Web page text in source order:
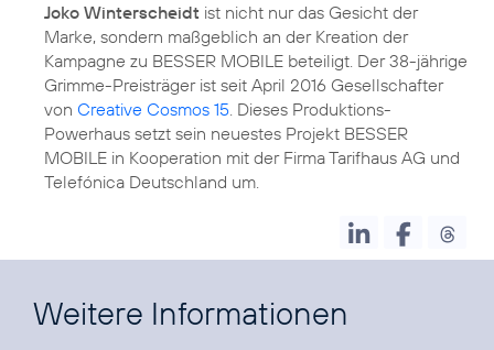
Joko Winterscheidt ist nicht nur das Gesicht der
Marke, sondern maßgeblich an der Kreation der
Kampagne zu BESSER MOBILE beteiligt. Der 38-jährige
Grimme-Preisträger ist seit April 2016 Gesellschafter
von Creative Cosmos 15. Dieses Produktions-
Powerhaus setzt sein neuestes Projekt BESSER
MOBILE in Kooperation mit der Firma Tarifhaus AG und
Telefónica Deutschland um.
Weitere Informationen